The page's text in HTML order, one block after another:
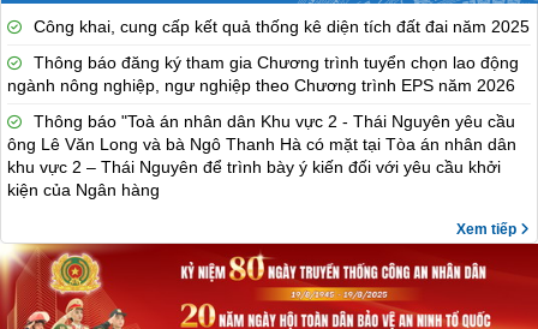
Công khai, cung cấp kết quả thống kê diện tích đất đai năm 2025
Thông báo đăng ký tham gia Chương trình tuyển chọn lao động
ngành nông nghiệp, ngư nghiệp theo Chương trình EPS năm 2026
Thông báo "Toà án nhân dân Khu vực 2 - Thái Nguyên yêu cầu
ông Lê Văn Long và bà Ngô Thanh Hà có mặt tại Tòa án nhân dân
khu vực 2 – Thái Nguyên để trình bày ý kiến đối với yêu cầu khởi
kiện của Ngân hàng
Xem tiếp